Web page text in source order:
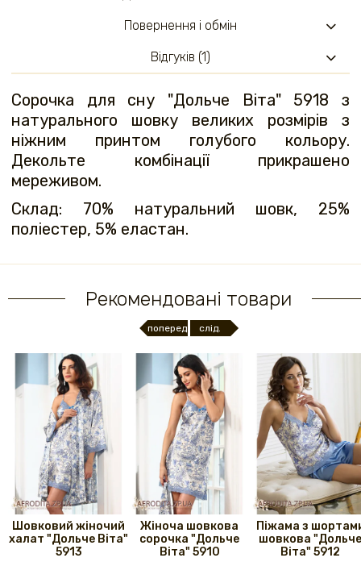
Сорочка для сну "Дольче Віта" 5918 з
натурального шовку великих розмірів з
ніжним принтом голубого кольору.
Декольте комбінації прикрашено
мереживом.
Склад: 70% натуральний шовк, 25%
поліестер, 5% еластан.
Повернення і обмін
Відгуків (1)
Рекомендовані товари
поперед. слід.
Шовковий жіночий
халат "Дольче Віта"
5913
Жіноча шовкова
сорочка "Дольче
Віта" 5910
Піжама з
шовкова "Дольче
Віта" 5912